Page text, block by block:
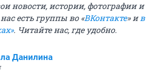
новости, истории, фотографии и
есть группы во «ВКонтакте»ив
. Читайте нас, где удобно.
Данилина